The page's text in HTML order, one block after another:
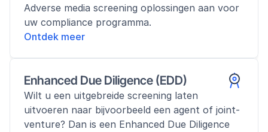
Adverse media screening oplossingen aan voor
uw compliance programma.
Ontdek meer
Enhanced Due Diligence (EDD)
Wilt u een uitgebreide screening laten
uitvoeren naar bijvoorbeeld een agent of joint-
venture? Dan is een Enhanced Due Diligence